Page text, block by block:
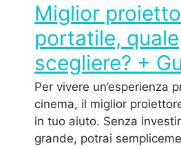
Miglior
portatile, quale
scegliere? +
Per vivere un’esperienza
cinema, il miglior
in tuo aiuto. Senza
grande, potrai